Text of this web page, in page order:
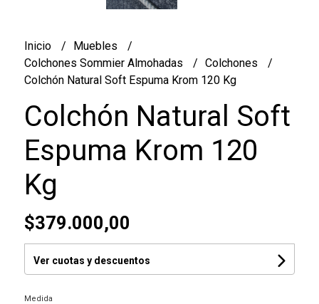
Inicio
Muebles
Colchones Sommier Almohadas
Colchones
Colchón Natural Soft Espuma Krom 120 Kg
Colchón Natural Soft
Espuma Krom 120
Kg
$379.000,00
Ver cuotas y descuentos
Medida